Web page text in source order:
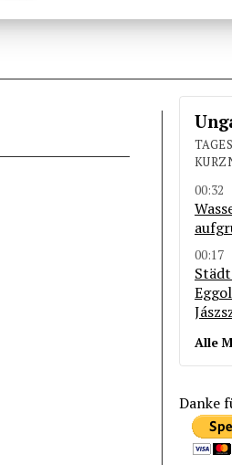
00:32
00:17
Alle
Danke